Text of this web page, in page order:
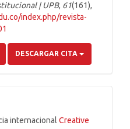
| UPB, 61(161),
index.php/revista-
DESCARGAR CITA
internacional Creative